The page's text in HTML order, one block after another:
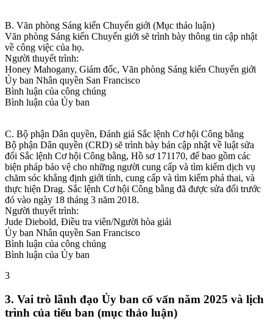
B. Văn phòng Sáng kiến Chuyển giới (Mục thảo luận)
Văn phòng Sáng kiến Chuyển giới sẽ trình bày thông tin cập nhật
về công việc của họ.
Người thuyết trình:
Honey Mahogany, Giám đốc, Văn phòng Sáng kiến Chuyển giới
Ủy ban Nhân quyền San Francisco
Bình luận của công chúng
Bình luận của Ủy ban
C. Bộ phận Dân quyền, Đánh giá Sắc lệnh Cơ hội Công bằng
Bộ phận Dân quyền (CRD) sẽ trình bày bản cập nhật về luật sửa
đổi Sắc lệnh Cơ hội Công bằng, Hồ sơ 171170, để bao gồm các
biện pháp bảo vệ cho những người cung cấp và tìm kiếm dịch vụ
chăm sóc khẳng định giới tính, cung cấp và tìm kiếm phá thai, và
thực hiện Drag. Sắc lệnh Cơ hội Công bằng đã được sửa đổi trước
đó vào ngày 18 tháng 3 năm 2018.
Người thuyết trình:
Jude Diebold, Điều tra viên/Người hòa giải
Ủy ban Nhân quyền San Francisco
Bình luận của công chúng
Bình luận của Ủy ban
3
3. Vai trò lãnh đạo Ủy ban cố vấn năm 2025 và lịch
trình của tiểu ban (mục thảo luận)